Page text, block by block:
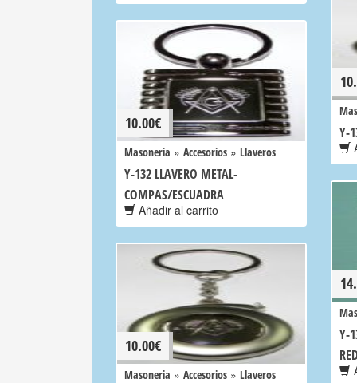
Y-
10.00€
Masoneria » Accesorios » Llaveros
Y-132 LLAVERO METAL-
COMPAS/ESCUADRA
Añadir al carrito
Y-
10.00€
Masoneria » Accesorios » Llaveros